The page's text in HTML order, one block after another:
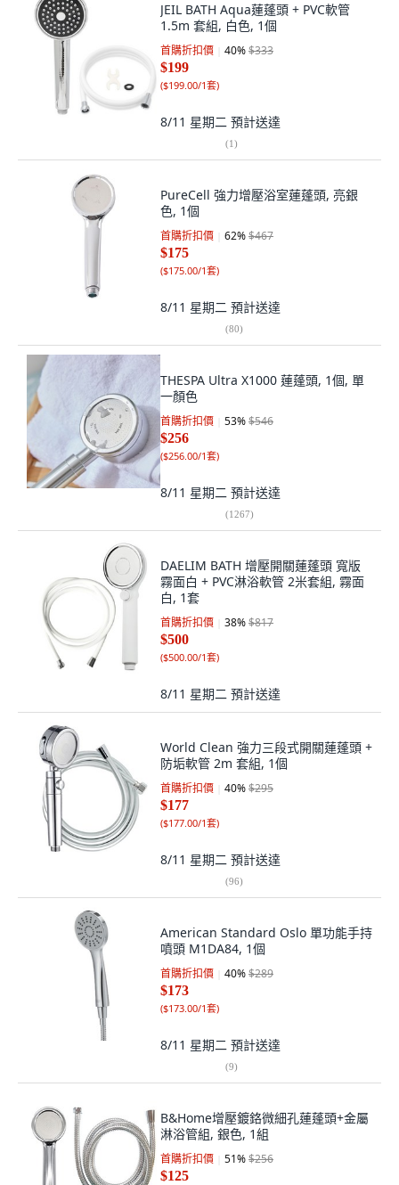
JEIL BATH Aqua蓮蓬頭 + PVC軟管
1.5m 套組, 白色, 1個
首購折扣價 40%$333
$199
($199.00/1套)
8/11 星期二 預計送達
(1)
PureCell 強力增壓浴室蓮蓬頭, 亮銀
色, 1個
首購折扣價 62%$467
$175
($175.00/1套)
8/11 星期二 預計送達
(80)
THESPA Ultra X1000 蓮蓬頭, 1個, 單
一顏色
首購折扣價 53%$546
$256
($256.00/1套)
8/11 星期二 預計送達
(1267)
DAELIM BATH 增壓開關蓮蓬頭 寬版
霧面白 + PVC淋浴軟管 2米套組, 霧面
白, 1套
首購折扣價 38%$817
$500
($500.00/1套)
8/11 星期二 預計送達
World Clean 強力三段式開關蓮蓬頭 +
防垢軟管 2m 套組, 1個
首購折扣價 40%$295
$177
($177.00/1套)
8/11 星期二 預計送達
(96)
American Standard Oslo 單功能手持
噴頭 M1DA84, 1個
首購折扣價 40%$289
$173
($173.00/1套)
8/11 星期二 預計送達
(9)
B&Home增壓鍍鉻微細孔蓮蓬頭+金屬
淋浴管組, 銀色, 1組
首購折扣價 51%$256
$125